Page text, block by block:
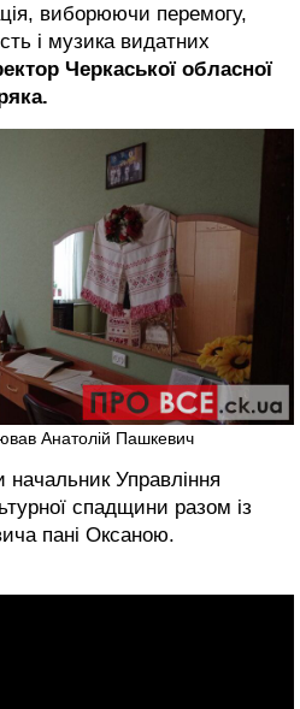
виборюючи перемогу,
і музика видатних
Черкаської обласної
Анатолій Пашкевич
Управління
спадщини разом із
пані Оксаною.